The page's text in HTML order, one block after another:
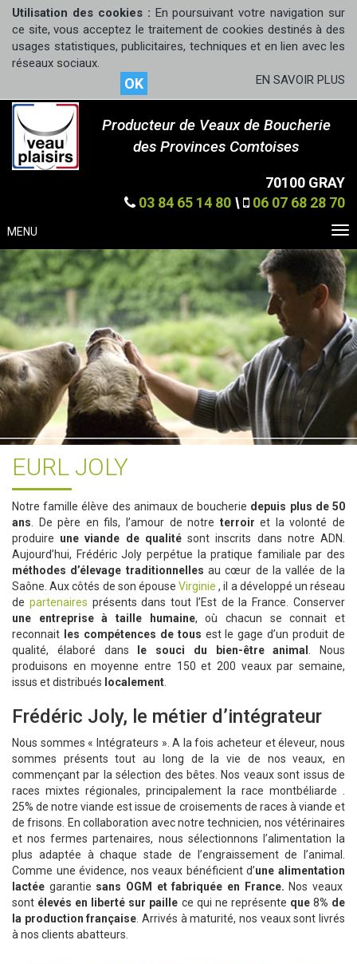
Utilisation des cookies : En poursuivant votre navigation sur
ce site, vous acceptez le traitement de cookies destinés à des
usages statistiques, publicitaires, techniques et en lien avec les
réseaux sociaux.
OK EN SAVOIR PLUS
Producteur de Veaux de Boucherie
des Provinces Comtoises
70100 GRAY
03 84 65 14 80 \ 06 07 68 28 70
MENU
EURL JOLY
Notre famille élève des animaux de boucherie depuis plus de 50
ans . De père en fils, l’amour de notre terroir et la volonté de
produire une viande de qualitésont inscrits dans notre ADN.
Aujourd’hui, Frédéric Joly perpétue la pratique familiale par des
méthodes d’élevage traditionnelles au cœur de la vallée de la
Saône. Aux côtés de son épouse Virginie , il a développé un réseau
de partenaires présents dans tout l’Est de la France. Conserver
une entreprise à taille humaine, où chacun se connait et
reconnait
les compétences de tous est le gage d’un produit de
qualité, élaboré dans
le souci du bien-être animal
. Nous
produisons en moyenne entre 150 et 200 veaux par semaine,
issus et distribués localement
Frédéric Joly, le métier d’intégrateur
Nous sommes « Intégrateurs ». A la fois acheteur et éleveur, nous
sommes présents tout au long de la vie de nos veaux, en
commençant par la sélection des bêtes. Nos veaux sont issus de
races mixtes régionales, principalement la race montbéliarde .
25% de notre viande est issue de croisements de races à viande et
de frisons. En collaboration avec notre technicien, nos vétérinaires
et nos fermes partenaires, nous sélectionnons l’alimentation la
plus adaptée à chaque stade de l’engraissement de l’animal.
Comme une évidence, nos veaux bénéficient d’une alimentation
lactée garantie sans OGM et fabriquée en France. Nos veaux
sont élevés en liberté sur paille ce qui ne représente que8% de
la production française . Arrivés à maturité, nos veaux sont livrés
à nos clients abatteurs.